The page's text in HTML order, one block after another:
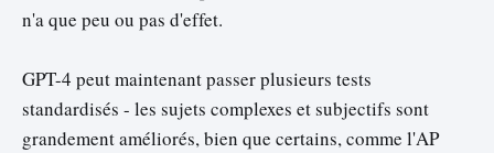
n'a que peu ou pas d'effet.
GPT-4 peut maintenant passer plusieurs tests
standardisés - les sujets complexes et subjectifs sont
grandement améliorés, bien que certains, comme l'AP